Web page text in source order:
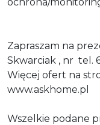
Zapraszam na
Skwarciak , nr tel.
Więcej ofert na
www.askhome.pl
Wszelkie podane